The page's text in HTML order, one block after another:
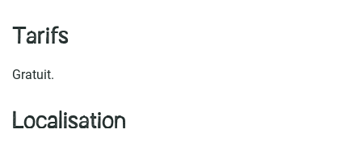
Tarifs
Gratuit.
Localisation